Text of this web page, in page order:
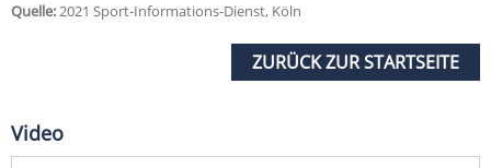
Quelle:2021 Sport-Informations-Dienst, Köln
ZURÜCK ZUR STARTSEITE
Video